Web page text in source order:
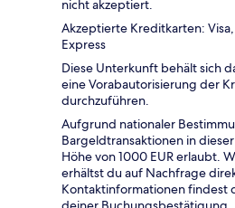
nicht akzeptiert.
Akzeptierte Kreditkarten:
Express
Diese Unterkunft behält sich
eine Vorabautorisierung der
durchzuführen.
Aufgrund nationaler
Bargeldtransaktionen in
Höhe von 1000 EUR erlaubt.
erhältst du auf Nachfrage
Kontaktinformationen findest